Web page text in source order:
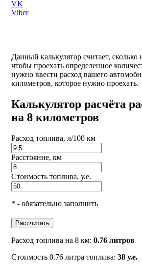
VK
Viber
Данный калькулятор считает, сколько
чтобы проехать определенное
нужно ввести расход вашего
километров, которое нужно проехать.
Калькулятор расчёта
на 8 километров
Расход топлива, л/100 км
Расстояние, км
Стоимость топлива, у.е.
* - обязательно заполнить
Рассчитать
Расход топлива на 8 км: 0.76 литров
Стоимость 0.76 литра топлива: 38 у.е.